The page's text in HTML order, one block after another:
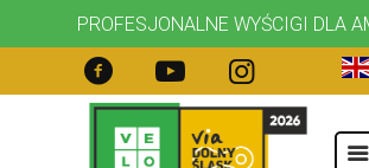
PROFESJONALNE WYŚCIGI DLA